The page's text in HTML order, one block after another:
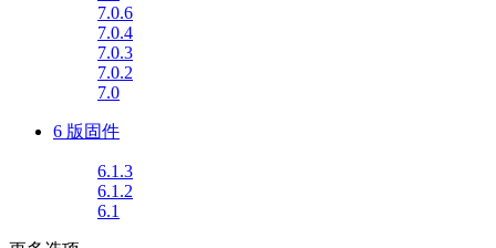
7.0.6
7.0.4
7.0.3
7.0.2
7.0
6 版固件
6.1.3
6.1.2
6.1